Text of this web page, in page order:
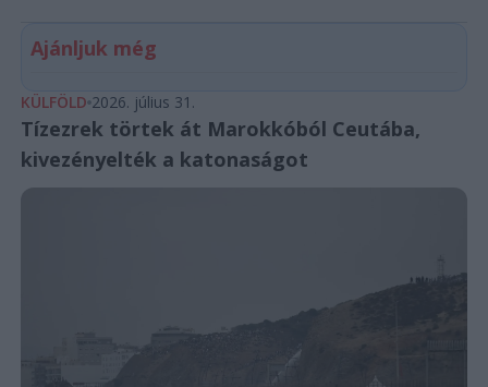
Ajánljuk még
KÜLFÖLD 2026. július 31.
Tízezrek törtek át Marokkóból Ceutába,
kivezényelték a katonaságot